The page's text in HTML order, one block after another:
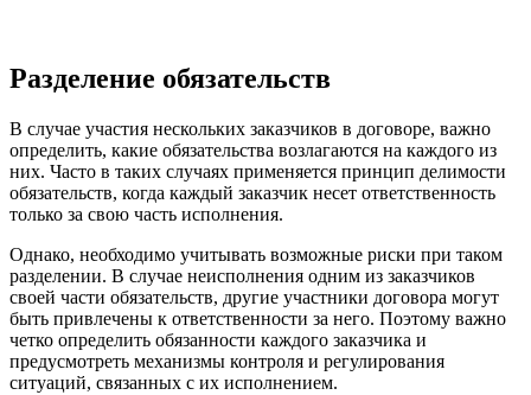
Разделение обязательств
В случае участия нескольких заказчиков в договоре, важно
определить, какие обязательства возлагаются на каждого из
них. Часто в таких случаях применяется принцип делимости
обязательств, когда каждый заказчик несет ответственность
только за свою часть исполнения.
Однако, необходимо учитывать возможные риски при таком
разделении. В случае неисполнения одним из заказчиков
своей части обязательств, другие участники договора могут
быть привлечены к ответственности за него. Поэтому важно
четко определить обязанности каждого заказчика и
предусмотреть механизмы контроля и регулирования
ситуаций, связанных с их исполнением.